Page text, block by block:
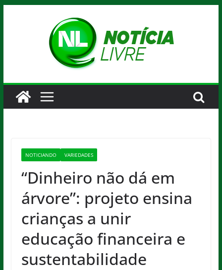
NOTICIANDO VARIEDADES
“Dinheiro não dá em
árvore”: projeto ensina
crianças a unir
educação financeira e
sustentabilidade